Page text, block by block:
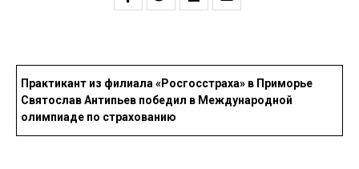
Практикант из филиала «Росгосстраха» в Приморье
Святослав Антипьев победил в Международной
олимпиаде по страхованию